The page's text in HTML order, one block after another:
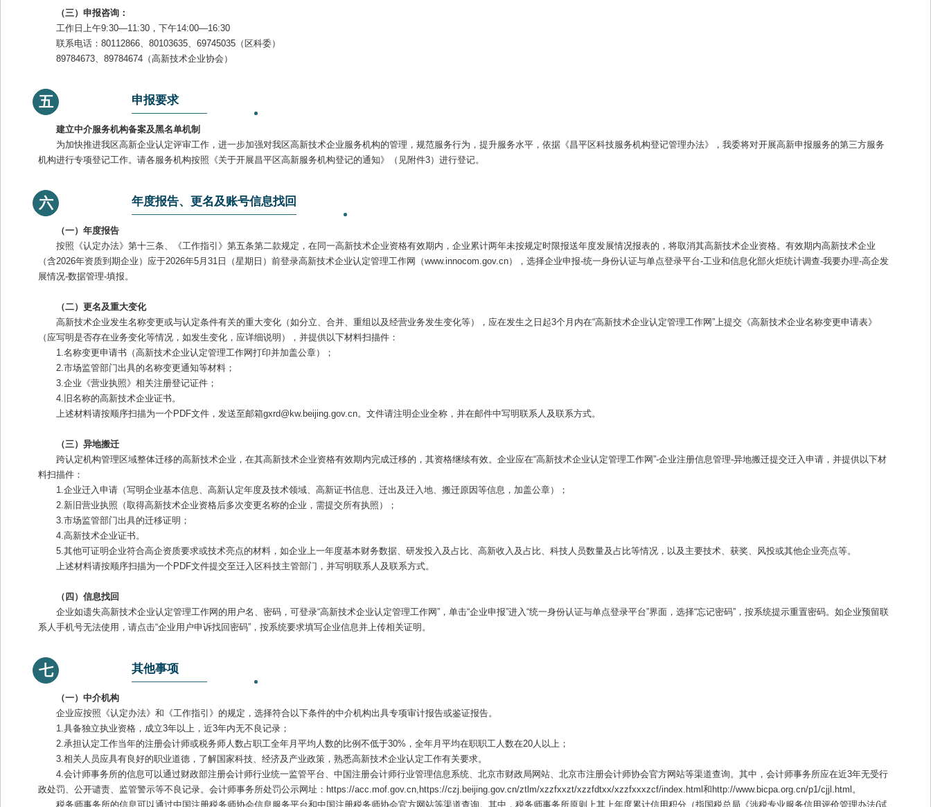
（三）申报咨询：
工作日上午9:30—11:30，下午14:00—16:30
联系电话：80112866、80103635、69745035（区科委）
89784673、89784674（高新技术企业协会）
五 申报要求
建立中介服务机构备案及黑名单机制
为加快推进我区高新企业认定评审工作，进一步加强对我区高新技术企业服务机构的管理，规范服务行为，提升服务水平，依据《昌平区科技服务机构登记管理办法》，我委将对开展高新申报服务的第三方服务
机构进行专项登记工作。请各服务机构按照《关于开展昌平区高新服务机构登记的通知》（见附件3）进行登记。
六 年度报告、更名及账号信息找回
（一）年度报告
按照《认定办法》第十三条、《工作指引》第五条第二款规定，在同一高新技术企业资格有效期内，企业累计两年未按规定时限报送年度发展情况报表的，将取消其高新技术企业资格。有效期内高新技术企业
（含2026年资质到期企业）应于2026年5月31日（星期日）前登录高新技术企业认定管理工作网（www.innocom.gov.cn），选择企业申报-统一身份认证与单点登录平台-工业和信息化部火炬统计调查-我要办理-高企发
展情况-数据管理-填报。
（二）更名及重大变化
高新技术企业发生名称变更或与认定条件有关的重大变化（如分立、合并、重组以及经营业务发生变化等），应在发生之日起3个月内在“高新技术企业认定管理工作网”上提交《高新技术企业名称变更申请表》
（应写明是否存在业务变化等情况，如发生变化，应详细说明），并提供以下材料扫描件：
1.名称变更申请书（高新技术企业认定管理工作网打印并加盖公章）；
2.市场监管部门出具的名称变更通知等材料；
3.企业《营业执照》相关注册登记证件；
4.旧名称的高新技术企业证书。
上述材料请按顺序扫描为一个PDF文件，发送至邮箱gxrd@kw.beijing.gov.cn。文件请注明企业全称，并在邮件中写明联系人及联系方式。
（三）异地搬迁
跨认定机构管理区域整体迁移的高新技术企业，在其高新技术企业资格有效期内完成迁移的，其资格继续有效。企业应在“高新技术企业认定管理工作网”-企业注册信息管理-异地搬迁提交迁入申请，并提供以下材
料扫描件：
1.企业迁入申请（写明企业基本信息、高新认定年度及技术领域、高新证书信息、迁出及迁入地、搬迁原因等信息，加盖公章）；
2.新旧营业执照（取得高新技术企业资格后多次变更名称的企业，需提交所有执照）；
3.市场监管部门出具的迁移证明；
4.高新技术企业证书。
5.其他可证明企业符合高企资质要求或技术亮点的材料，如企业上一年度基本财务数据、研发投入及占比、高新收入及占比、科技人员数量及占比等情况，以及主要技术、获奖、风投或其他企业亮点等。
上述材料请按顺序扫描为一个PDF文件提交至迁入区科技主管部门，并写明联系人及联系方式。
（四）信息找回
企业如遗失高新技术企业认定管理工作网的用户名、密码，可登录“高新技术企业认定管理工作网”，单击“企业申报”进入“统一身份认证与单点登录平台”界面，选择“忘记密码”，按系统提示重置密码。如企业预留联
系人手机号无法使用，请点击“企业用户申诉找回密码”，按系统要求填写企业信息并上传相关证明。
七 其他事项
（一）中介机构
企业应按照《认定办法》和《工作指引》的规定，选择符合以下条件的中介机构出具专项审计报告或鉴证报告。
1.具备独立执业资格，成立3年以上，近3年内无不良记录；
2.承担认定工作当年的注册会计师或税务师人数占职工全年月平均人数的比例不低于30%，全年月平均在职职工人数在20人以上；
3.相关人员应具有良好的职业道德，了解国家科技、经济及产业政策，熟悉高新技术企业认定工作有关要求。
4.会计师事务所的信息可以通过财政部注册会计师行业统一监管平台、中国注册会计师行业管理信息系统、北京市财政局网站、北京市注册会计师协会官方网站等渠道查询。其中，会计师事务所应在近3年无受行
政处罚、公开谴责、监管警示等不良记录。会计师事务所处罚公示网址：https://acc.mof.gov.cn,https://czj.beijing.gov.cn/ztlm/xzzfxxzt/xzzfdtxx/xzzfxxxzcf/index.html和http://www.bicpa.org.cn/p1/cjjl.html。
税务师事务所的信息可以通过中国注册税务师协会信息服务平台和中国注册税务师协会官方网站等渠道查询。其中，税务师事务所原则上其上年度累计信用积分（指国税总局《涉税专业服务信用评价管理办法(试